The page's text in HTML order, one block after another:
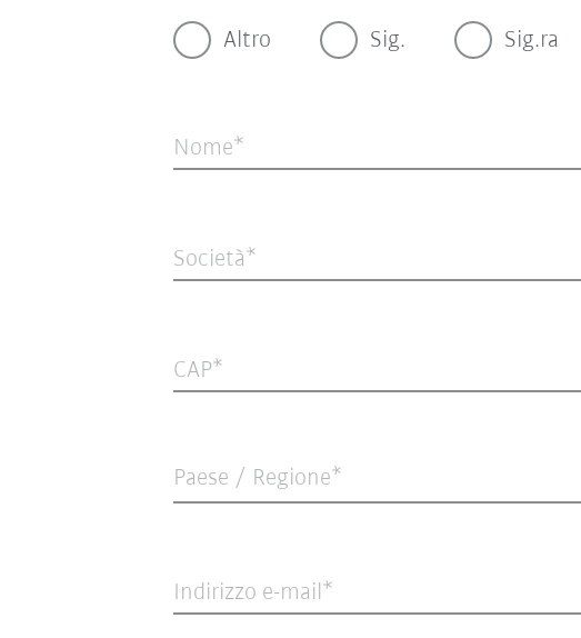
Altro Sig. Sig.ra
Nome
Società
CAP
Paese / Regione*
Indirizzo e-mail